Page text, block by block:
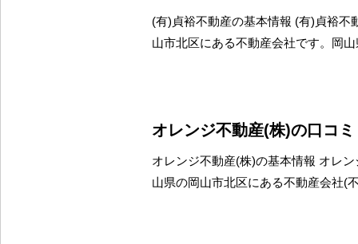
(有)貞裕不動産の基本情報 (有)貞裕不
山市北区にある不動産会社です。岡
オレンジ不動産(株)の口コ
オレンジ不動産(株)の基本情報 オレ
山県の岡山市北区にある不動産会社(